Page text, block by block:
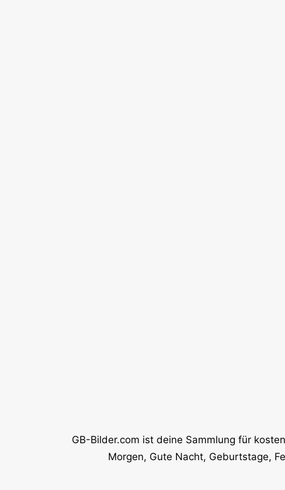
GB-Bilder.com ist deine Sammlung für
Morgen, Gute Nacht, Geburtstage,